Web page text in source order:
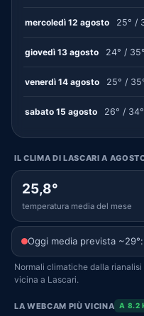
mercoledì 12 agosto 25° /
giovedì 13 agosto 24° / 35°
venerdì 14 agosto 25° /
sabato 15 agosto 26° / 34°
IL CLIMA DI LASCARI A
25,8°
temperatura media del mese
Oggi media prevista ~29°:
Normali climatiche dalla
vicina a Lascari.
LA WEBCAM PIÙ VICINA A 8.2